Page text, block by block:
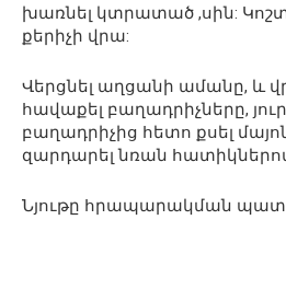
խառնել կտրատած ,սին:
քերիչի վրա:
Վերցնել աղցանի ամանը, և
հավաքել բաղադրիչները,
բաղադրիչից հետո քսել
զարդարել նռան
Նյութը հրապարակման